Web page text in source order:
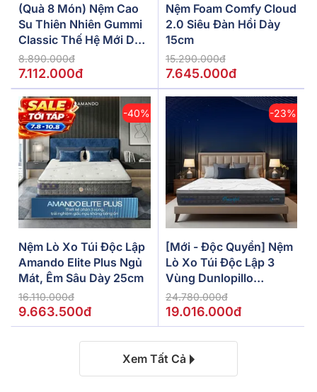
(Quà 8 Món) Nệm Cao
Su Thiên Nhiên Gummi
Classic Thế Hệ Mới Dày
5/10/15cm
8.890.000đ
7.112.000đ
Nệm Foam Comfy Cloud
2.0 Siêu Đàn Hồi Dày
15cm
15.290.000đ
7.645.000đ
-40%
Nệm Lò Xo Túi Độc Lập
Amando Elite Plus Ngủ
Mát, Êm Sâu Dày 25cm
16.110.000đ
9.663.500đ
-23%
[Mới - Độc Quyền] Nệm
Lò Xo Túi Độc Lập 3
Vùng Dunlopillo
De.Stress Powerful
24.780.000đ
19.016.000đ
Xem Tất Cả